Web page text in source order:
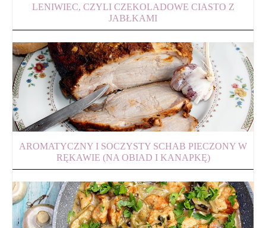
LENIWIEC, CZYLI CZEKOLADOWE CIASTO Z
JABŁKAMI
AROMATYCZNY I SOCZYSTY SCHAB PIECZONY W
RĘKAWIE (NA OBIAD I KANAPKĘ)